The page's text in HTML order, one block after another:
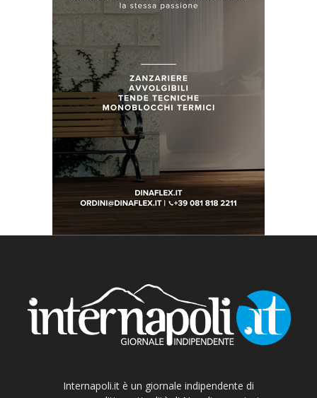
Internapoli.it è un giornale indipendente di